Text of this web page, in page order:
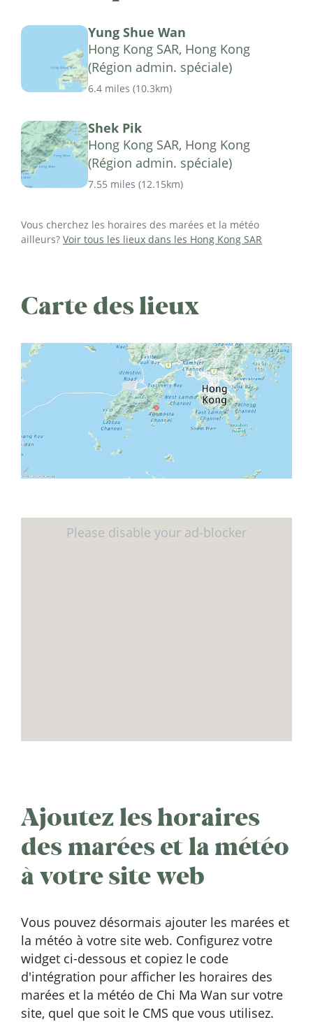
Yung Shue Wan
Hong Kong SAR, Hong Kong
(Région admin. spéciale)
6.4 miles (10.3km)
Shek Pik
Hong Kong SAR, Hong Kong
(Région admin. spéciale)
7.55 miles (12.15km)
Vous cherchez les horaires des marées et la météo
ailleurs? Voir tous les lieux dans les Hong Kong SAR
Carte des lieux
Ajoutez les horaires
des marées et la météo
à votre site web
Vous pouvez désormais ajouter les marées et
la météo à votre site web. Configurez votre
widget ci-dessous et copiez le code
d'intégration pour afficher les horaires des
marées et la météo de Chi Ma Wan sur votre
site, quel que soit le CMS que vous utilisez.